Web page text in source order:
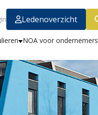
Ledenoverzicht
NOA voor ondernemers